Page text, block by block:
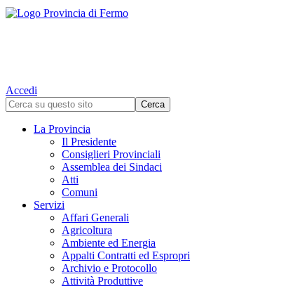
Accedi
La Provincia
Il Presidente
Consiglieri Provinciali
Assemblea dei Sindaci
Atti
Comuni
Servizi
Affari Generali
Agricoltura
Ambiente ed Energia
Appalti Contratti ed Espropri
Archivio e Protocollo
Attività Produttive